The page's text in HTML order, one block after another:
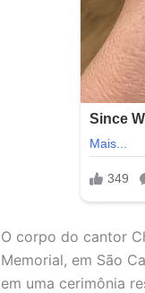
O corpo do cantor
Memorial, em São
em uma cerimônia